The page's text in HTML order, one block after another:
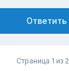
Ответить
Страница 1 из 2